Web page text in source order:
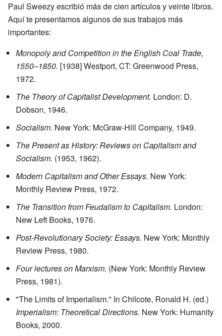
Paul Sweezy escribió más de cien artículos y veinte libros.
Aquí te presentamos algunos de sus trabajos más
importantes:
Monopoly and Competition in the English Coal Trade,
1550–1850. [1938] Westport, CT: Greenwood Press,
1972.
The Theory of Capitalist Development. London: D.
Dobson, 1946.
Socialism. New York: McGraw-Hill Company, 1949.
The Present as History: Reviews on Capitalism and
Socialism. (1953, 1962).
Modern Capitalism and Other Essays. New York:
Monthly Review Press, 1972.
The Transition from Feudalism to Capitalism. London:
New Left Books, 1976.
Post-Revolutionary Society: Essays. New York: Monthly
Review Press, 1980.
Four lectures on Marxism. (New York: Monthly Review
Press, 1981).
"The Limits of Imperialism." In Chilcote, Ronald H. (ed.)
Imperialism: Theoretical Directions. New York: Humanity
Books, 2000.